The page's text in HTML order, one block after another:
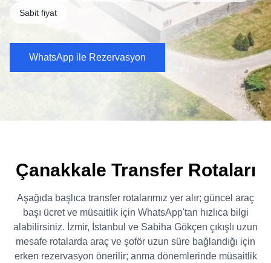
Sabit fiyat
WhatsApp ile Rezervasyon
Çanakkale Transfer Rotaları
Aşağıda başlıca transfer rotalarımız yer alır; güncel araç
başı ücret ve müsaitlik için WhatsApp'tan hızlıca bilgi
alabilirsiniz. İzmir, İstanbul ve Sabiha Gökçen çıkışlı uzun
mesafe rotalarda araç ve şoför uzun süre bağlandığı için
erken rezervasyon önerilir; anma dönemlerinde müsaitlik